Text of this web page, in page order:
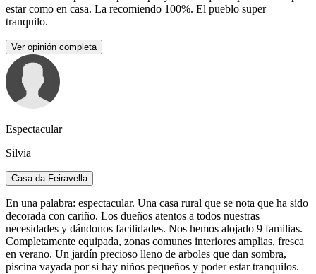
estar como en casa. La recomiendo 100%. El pueblo super
tranquilo.
Ver opinión completa
Espectacular
Silvia
Casa da Feiravella
En una palabra: espectacular. Una casa rural que se nota que ha sido
decorada con cariño. Los dueños atentos a todos nuestras
necesidades y dándonos facilidades. Nos hemos alojado 9 familias.
Completamente equipada, zonas comunes interiores amplias, fresca
en verano. Un jardín precioso lleno de arboles que dan sombra,
piscina vayada por si hay niños pequeños y poder estar tranquilos.